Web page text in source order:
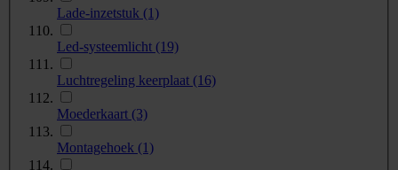
Lade-inzetstuk (1)
Led-systeemlicht (19)
Luchtregeling keerplaat (16)
Moederkaart (3)
Montagehoek (1)